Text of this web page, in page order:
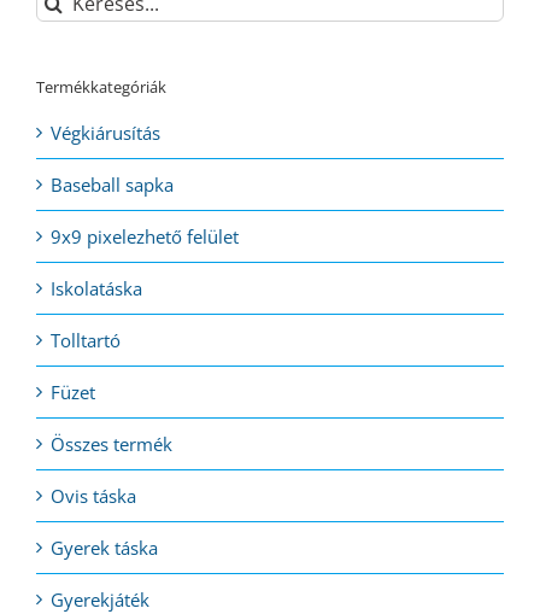
Termékkategóriák
Végkiárusítás
Baseball sapka
9x9 pixelezhető felület
Iskolatáska
Tolltartó
Füzet
Összes termék
Ovis táska
Gyerek táska
Gyerekjáték